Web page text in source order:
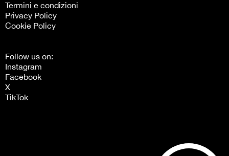
Termini e condizioni
Privacy Policy
Cookie Policy
Follow us on:
Instagram
Facebook
X
TikTok